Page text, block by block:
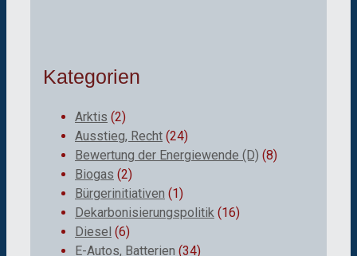
Kategorien
Arktis (2)
Ausstieg, Recht (24)
Bewertung der Energiewende (D) (8)
Biogas (2)
Bürgerinitiativen (1)
Dekarbonisierungspolitik (16)
Diesel (6)
E-Autos, Batterien (34)